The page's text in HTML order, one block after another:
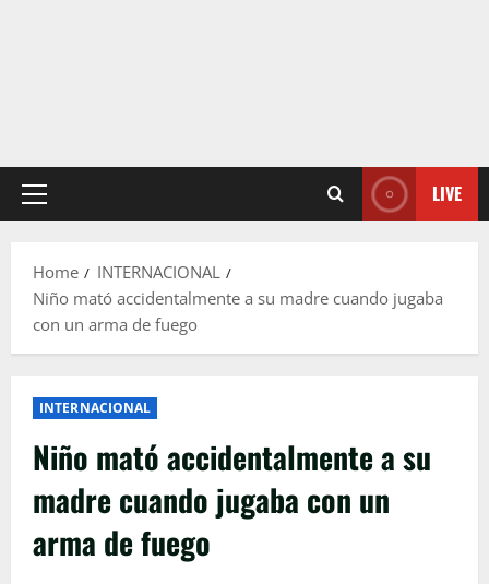
Primary
LIVE
Home
INTERNACIONAL
Niño mató accidentalmente a su madre cuando jugaba
con un arma de fuego
INTERNACIONAL
Niño mató accidentalmente a su
madre cuando jugaba con un
arma de fuego